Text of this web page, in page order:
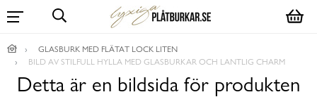
GLASBURK MED FLÄTAT LOCK LITEN
BILD AV STILFULL HYLLA MED GLASBURKAR OCH LANTLIG CHARM
Detta är en bildsida för produkten